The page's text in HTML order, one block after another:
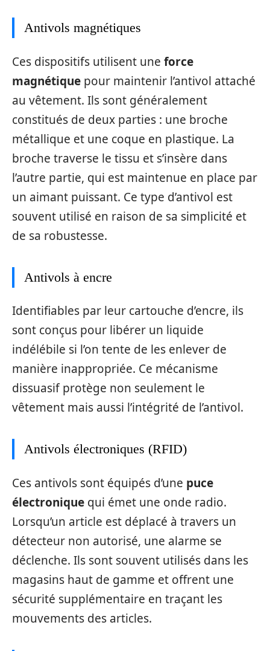
Antivols magnétiques
Ces dispositifs utilisent une force
magnétique pour maintenir l’antivol attaché
au vêtement. Ils sont généralement
constitués de deux parties : une broche
métallique et une coque en plastique. La
broche traverse le tissu et s’insère dans
l’autre partie, qui est maintenue en place par
un aimant puissant. Ce type d’antivol est
souvent utilisé en raison de sa simplicité et
de sa robustesse.
Antivols à encre
Identifiables par leur cartouche d’encre, ils
sont conçus pour libérer un liquide
indélébile si l’on tente de les enlever de
manière inappropriée. Ce mécanisme
dissuasif protège non seulement le
vêtement mais aussi l’intégrité de l’antivol.
Antivols électroniques (RFID)
Ces antivols sont équipés d’une puce
électronique qui émet une onde radio.
Lorsqu’un article est déplacé à travers un
détecteur non autorisé, une alarme se
déclenche. Ils sont souvent utilisés dans les
magasins haut de gamme et offrent une
sécurité supplémentaire en traçant les
mouvements des articles.